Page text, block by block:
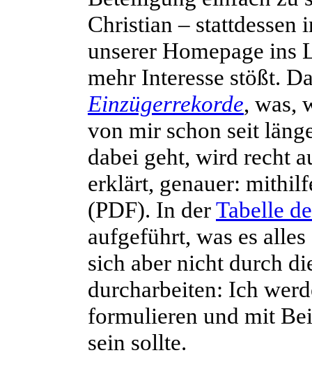
Christian –
unserer Homepage ins
mehr Interesse stößt.
Einzügerrekorde, was,
von mir schon seit
dabei geht, wird recht
erklärt, genauer:
(PDF). In derTabelle
aufgeführt, was es
sich aber nicht durch
durcharbeiten: Ich
formulieren und mit
sein sollte.